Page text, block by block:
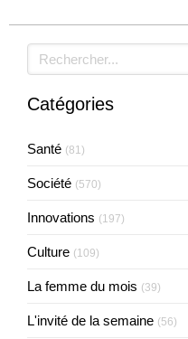
Rechercher
Catégories
Santé (81)
Société (570)
Innovations (197)
Culture (109)
La femme du mois (39)
L'invité de la semaine (56)